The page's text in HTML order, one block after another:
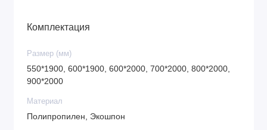
Комплектация
Размер (мм)
550*1900, 600*1900, 600*2000, 700*2000, 800*2000,
900*2000
Материал
Полипропилен, Экошпон